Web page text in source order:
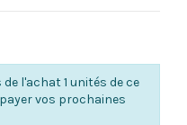
l'achat 1 unités de ce
vos prochaines